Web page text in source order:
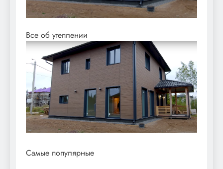
Все об утеплении
Самые популярные